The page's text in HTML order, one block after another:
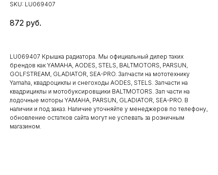
SKU: LU069407
872 руб.
LU069407 Крышка радиатора. Мы официальный дилер таких
брендов как YAMAHA, AODES, STELS, BALTMOTORS, PARSUN,
GOLFSTREAM, GLADIATOR, SEA-PRO. Запчасти на мототехнику
Yamaha, квадроциклы и снегоходы AODES, STELS. Запчасти на
квадрициклы и мотобуксировщики BALTMOTORS. Зап части на
лодочные моторы YAMAHA, PARSUN, GLADIATOR, SEA-PRO. В
наличии и под заказ. Наличие уточняйте у менеджеров по телефону,
обновление остатков сайта могут не успевать за розничным
магазином.